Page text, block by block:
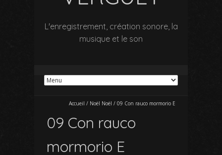
L'enregistrement, création sonore, la
musique et le son
Accueil / Noël Noël / 09 Con rauco mormorio E
09 Con rauco
mormorio E